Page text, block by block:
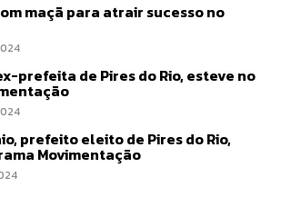
maçã para atrair sucesso no
prefeita de Pires do Rio, esteve no
prefeito eleito de Pires do Rio,
Movimentação